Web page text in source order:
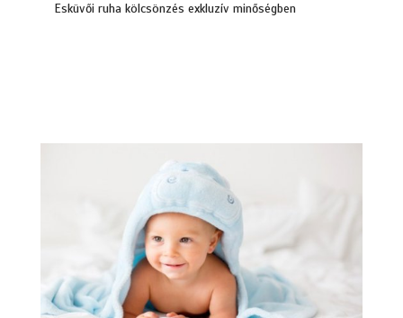
Esküvői ruha kölcsönzés exkluzív minőségben